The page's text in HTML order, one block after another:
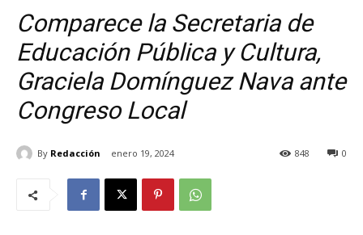
Comparece la Secretaria de
Educación Pública y Cultura,
Graciela Domínguez Nava ante
Congreso Local
By Redacción enero 19, 2024 0
848